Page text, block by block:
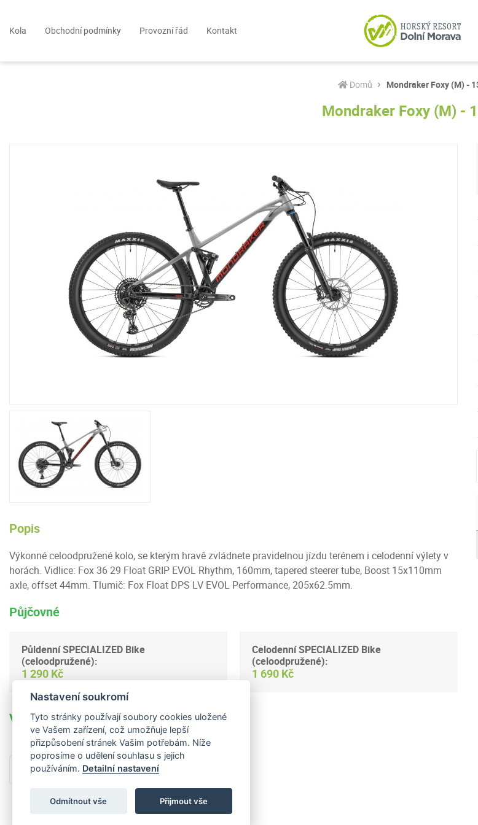
Kola Obchodní podmínky Provozní řád Kontakt
Domů Mondraker Foxy (M) -
Mondraker Foxy (M) -
Popis
Výkonné celoodpružené kolo, se kterým hravě zvládnete pravidelnou jízdu terénem i celodenní výlety v
horách. Vidlice: Fox 36 29 Float GRIP EVOL Rhythm, 160mm, tapered steerer tube, Boost 15x110mm
axle, offset 44mm. Tlumič: Fox Float DPS LV EVOL Performance, 205x62.5mm.
Půjčovné
Půldenní SPECIALIZED Bike
(celoodpružené):
1 290 Kč
Celodenní SPECIALIZED Bike
(celoodpružené):
1 690 Kč
Vratná kauce: 5 000 Kč
Zpět na výpis
Nastavení soukromí
Tyto stránky používají soubory cookies uložené
ve Vašem zařízení, což umožňuje lepší
přizpůsobení stránek Vašim potřebám. Níže
poprosíme o udělení souhlasu s jejich
používáním. Detailní nastavení
Odmítnout vše Přijmout vše